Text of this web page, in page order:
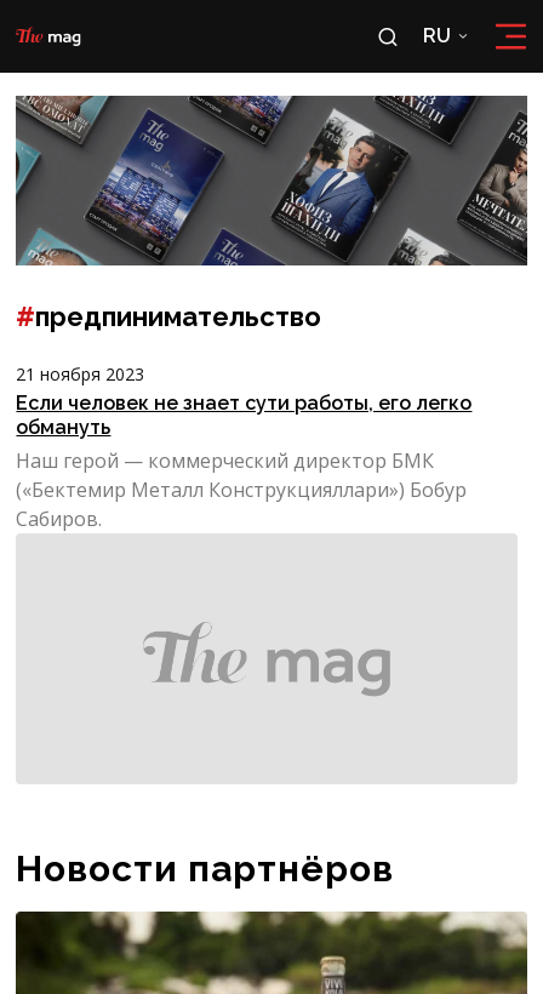
RU
RU
OʻZ
#предпинимательство
21 ноября 2023
Если человек не знает сути работы, его легко
обмануть
Наш герой — коммерческий директор БМК
(«Бектемир Металл Конструкцияллари») Бобур
Сабиров.
Новости партнёров